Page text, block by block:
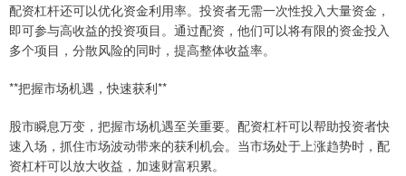
配资杠杆还可以优化资金利用率。投资者无需一次性投入大量资金，
即可参与高收益的投资项目。通过配资，他们可以将有限的资金投入
多个项目，分散风险的同时，提高整体收益率。
**把握市场机遇，快速获利**
股市瞬息万变，把握市场机遇至关重要。配资杠杆可以帮助投资者快
速入场，抓住市场波动带来的获利机会。当市场处于上涨趋势时，配
资杠杆可以放大收益，加速财富积累。